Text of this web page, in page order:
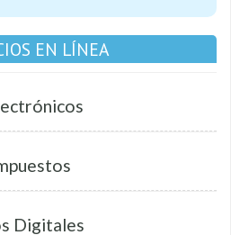
EN LÍNEA
Digitales